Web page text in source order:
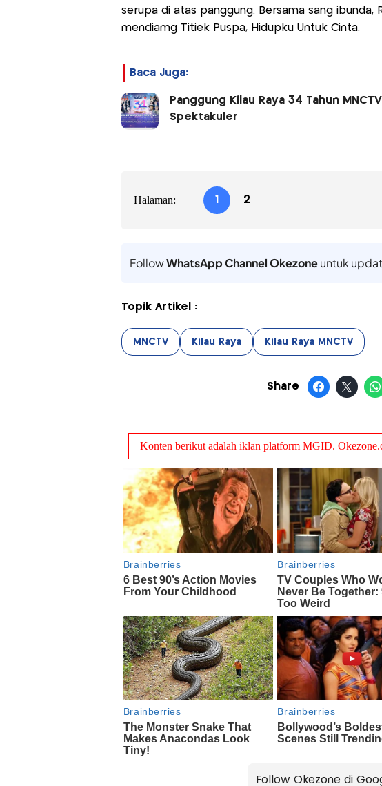
serupa di atas panggung. Bersama sang ibunda,
mendiamg Titiek Puspa, Hidupku Untuk Cinta.
Baca Juga:
Panggung Kilau Raya 34 Tahun
Spektakuler
Halaman: 1 2
FollowWhatsApp Channel Okezoneuntuk
Topik Artikel :
MNCTV Kilau Raya Kilau Raya MNCTV
Share
Follow Okezone di